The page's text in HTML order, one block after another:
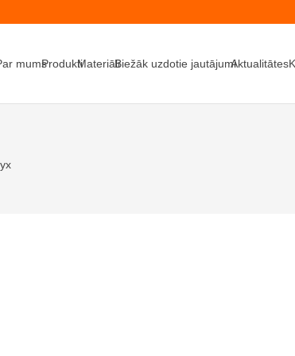
mumsProduktiMateriāliBiežāk uzdotie jautājumiAktualitātes